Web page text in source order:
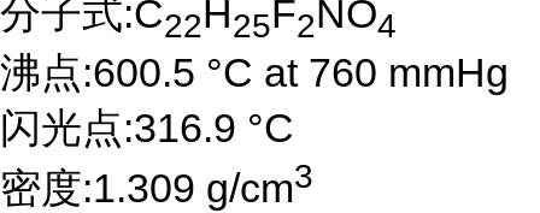
分子式:C22H25F2NO4
沸点:600.5 °C at 760 mmHg
闪光点:316.9 °C
密度:1.309 g/cm3